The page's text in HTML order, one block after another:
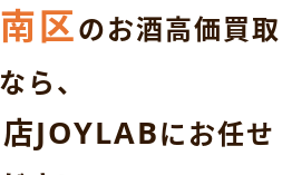
区のお酒高価買取
なら、
JOYLABにお任せ